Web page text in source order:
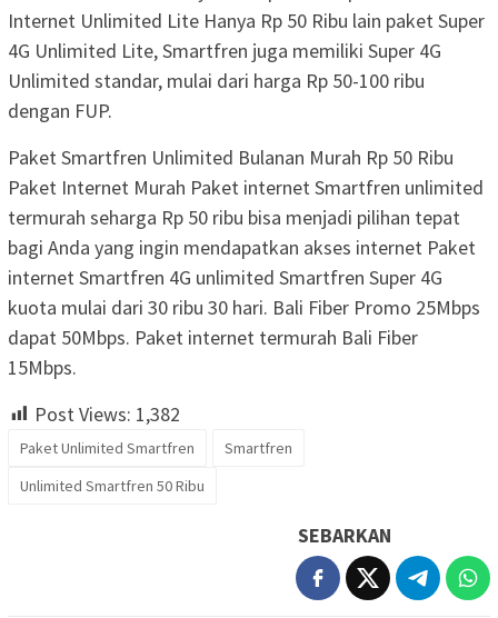
Internet Unlimited Lite Hanya Rp 50 Ribu lain paket Super
4G Unlimited Lite, Smartfren juga memiliki Super 4G
Unlimited standar, mulai dari harga Rp 50-100 ribu
dengan FUP.
Paket Smartfren Unlimited Bulanan Murah Rp 50 Ribu
Paket Internet Murah Paket internet Smartfren unlimited
termurah seharga Rp 50 ribu bisa menjadi pilihan tepat
bagi Anda yang ingin mendapatkan akses internet Paket
internet Smartfren 4G unlimited Smartfren Super 4G
kuota mulai dari 30 ribu 30 hari. Bali Fiber Promo 25Mbps
dapat 50Mbps. Paket internet termurah Bali Fiber
15Mbps.
Post Views: 1,382
Paket Unlimited Smartfren
Smartfren
Unlimited Smartfren 50 Ribu
SEBARKAN